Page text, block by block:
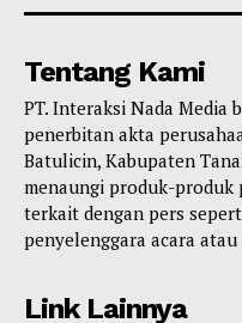
Tentang Kami
PT. Interaksi Nada Media
penerbitan akta
Batulicin, Kabupaten
menaungi produk-produk
terkait dengan pers
penyelenggara acara
Link Lainnya